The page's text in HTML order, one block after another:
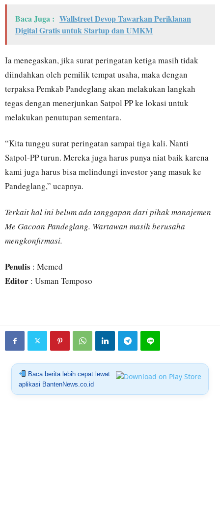
Baca Juga : Wallstreet Devop Tawarkan Periklanan
Digital Gratis untuk Startup dan UMKM
Ia menegaskan, jika surat peringatan ketiga masih tidak
diindahkan oleh pemilik tempat usaha, maka dengan
terpaksa Pemkab Pandeglang akan melakukan langkah
tegas dengan menerjunkan Satpol PP ke lokasi untuk
melakukan penutupan sementara.
“Kita tunggu surat peringatan sampai tiga kali. Nanti
Satpol-PP turun. Mereka juga harus punya niat baik karena
kami juga harus bisa melindungi investor yang masuk ke
Pandeglang,” ucapnya.
Terkait hal ini belum ada tanggapan dari pihak manajemen
Me Gacoan Pandeglang. Wartawan masih berusaha
mengkonfirmasi.
Penulis : Memed
Editor : Usman Temposo
Baca berita lebih cepat lewat
aplikasi BantenNews.co.id